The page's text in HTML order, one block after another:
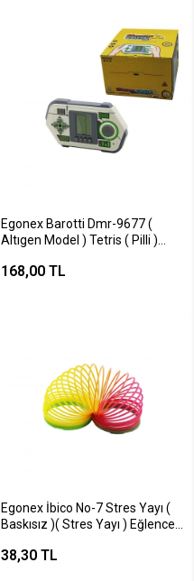
Egonex Barotti Dmr-9677 (
Altıgen Model ) Tetris ( Pilli )
Ekranlı ) ( Brıck Game )*12x16
168,00 TL
Egonex İbico No-7 Stres Yayı (
Baskısız )( Stres Yayı ) Eğlenceli
38,30 TL